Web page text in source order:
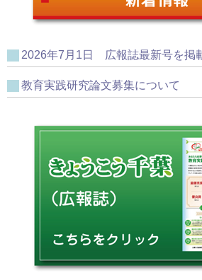
2026年7月1日 広報誌最新号を掲
教育実践研究論文募集について